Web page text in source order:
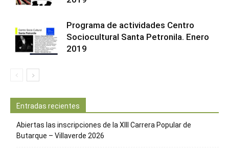
Programa de actividades Centro
Sociocultural Santa Petronila. Enero
2019
Entradas recientes
Abiertas las inscripciones de la XIII Carrera Popular de
Butarque – Villaverde 2026